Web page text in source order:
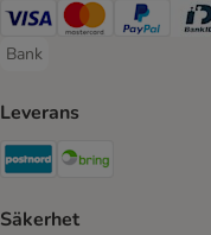
Visa Payment Method
Mastercard Payment
PayPal
Bank
Bank Payment Method
Leverans
Postnord Shipping
Säkerhet